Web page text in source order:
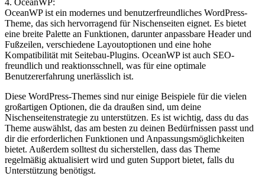
OceanWP ist ein modernes und⁤ benutzerfreundliches WordPress-
Theme, das sich hervorragend für Nischenseiten eignet. Es bietet
eine⁤ breite Palette⁣ an Funktionen, darunter anpassbare Header und
Fußzeilen, ⁣verschiedene Layoutoptionen und eine hohe⁤
Kompatibilität‌ mit Seitebau-Plugins. OceanWP ist auch SEO-
freundlich und reaktionsschnell, was für eine optimale
Benutzererfahrung unerlässlich ist.
Diese WordPress-Themes sind nur einige Beispiele⁣ für die vielen
großartigen Optionen, die da draußen sind,⁣ um deine
⁢Nischenseitenstrategie zu‌ unterstützen. Es ist wichtig, dass ⁢du das
Theme auswählst, das am besten ‍zu deinen Bedürfnissen‍ passt und
dir die erforderlichen Funktionen und Anpassungsmöglichkeiten
bietet. ​Außerdem solltest du sicherstellen, ​dass das ⁢Theme⁣
regelmäßig aktualisiert wird und​ guten Support bietet, falls du
Unterstützung ⁢benötigst.